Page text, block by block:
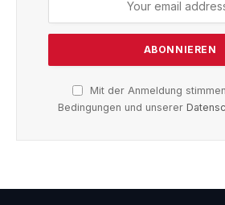
Mit der Anmeldung
Bedingungen und unserer